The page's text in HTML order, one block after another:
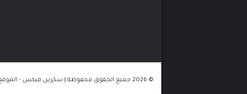
© 2026 جميع الحقوق محفوظة | سكرين ميكس - الموقع مستضاف على